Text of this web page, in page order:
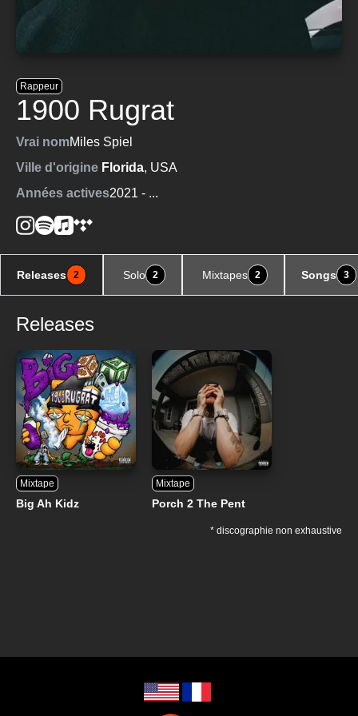
Rappeur
1900 Rugrat
Vrai nomMiles Spiel
Ville d'origine Florida, USA
Années actives2021 - ...
Releases 2 Solo 2 Mixtapes 2 Songs 3
Releases
Mixtape
Big Ah Kidz
Mixtape
Porch 2 The Pent
* discographie non exhaustive